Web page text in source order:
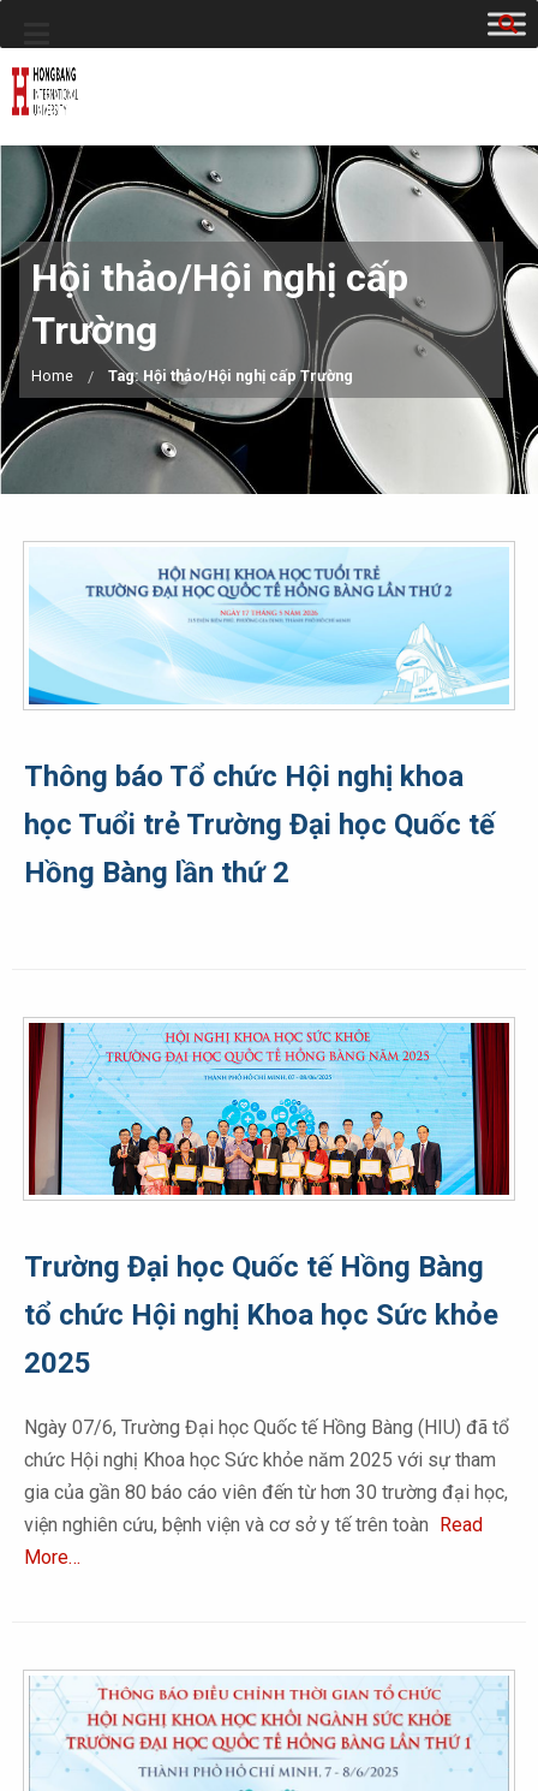
Hội thảo/Hội nghị cấp
Trường
Home Tag: Hội thảo/Hội nghị cấp Trường
Thông báo Tổ chức Hội nghị khoa
học Tuổi trẻ Trường Đại học Quốc tế
Hồng Bàng lần thứ 2
Trường Đại học Quốc tế Hồng Bàng
tổ chức Hội nghị Khoa học Sức khỏe
2025
Ngày 07/6, Trường Đại học Quốc tế Hồng Bàng (HIU) đã tổ
chức Hội nghị Khoa học Sức khỏe năm 2025 với sự tham
gia của gần 80 báo cáo viên đến từ hơn 30 trường đại học,
viện nghiên cứu, bệnh viện và cơ sở y tế trên toàn Read
More…